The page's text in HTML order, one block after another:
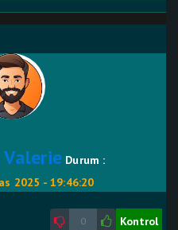
Durum :
2025 - 19:46:20
0 Kontrol